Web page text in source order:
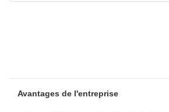
Avantages de l'entreprise